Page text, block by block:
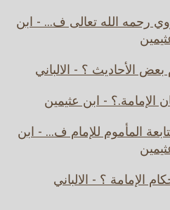
رحمه الله تعالى ف... - ابن
الأحاديث ؟ - الالباني
الإمامة.؟ - ابن عثيمين
المأموم للإمام ف... - ابن
الإمامة ؟ - الالباني